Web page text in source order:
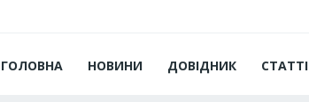
ГОЛОВНА НОВИНИ ДОВІДНИК СТАТТІ